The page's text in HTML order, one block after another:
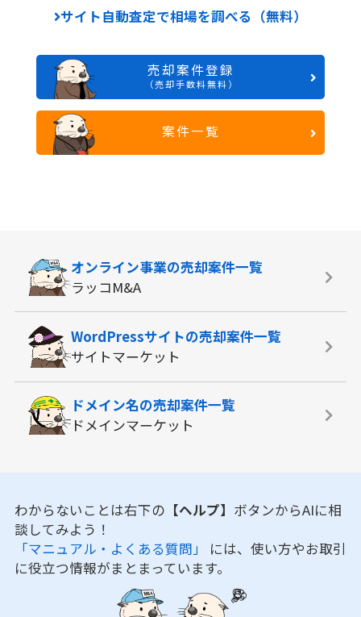
サイト自動査定で相場を調べる（無料）
売却案件登録
（売却手数料無料）
案件一覧
オンライン事業の売却案件一覧
ラッコM&A
WordPressサイトの売却案件一覧
サイトマーケット
ドメイン名の売却案件一覧
ドメインマーケット
わからないことは右下の 【ヘルプ】 ボタンからAIに相
談してみよう！
「マニュアル・よくある質問」 には、使い方やお取引
に役立つ情報がまとまっています。